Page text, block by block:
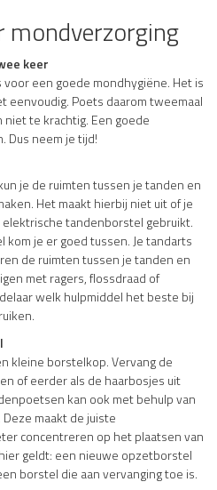
mondverzorging
keer
een goede mondhygiëne. Het is
eenvoudig. Poets daarom tweemaal
te krachtig. Een goede
Dus neem je tijd!
je de ruimten tussen je tanden en
Het maakt hierbij niet uit of je
tandenborstel gebruikt.
je er goed tussen. Je tandarts
de ruimten tussen je tanden en
met ragers, flossdraad of
welk hulpmiddel het beste bij
kleine borstelkop. Vervang de
of eerder als de haarbosjes uit
kan ook met behulp van
maakt de juiste
concentreren op het plaatsen van
geldt: een nieuwe opzetborstel
borstel die aan vervanging toe is.